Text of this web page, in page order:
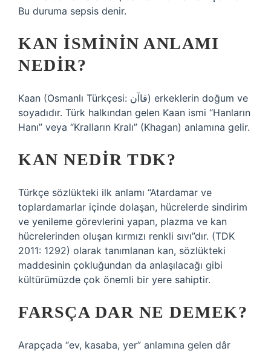
Bu duruma sepsis denir.
KAN ISMININ ANLAMI
NEDIR?
Kaan (Osmanlı Türkçesi: قاآن) erkeklerin doğum ve
soyadıdır. Türk halkından gelen Kaan ismi “Hanların
Hanı” veya “Kralların Kralı” (Khagan) anlamına gelir.
KAN NEDIR TDK?
Türkçe sözlükteki ilk anlamı “Atardamar ve
toplardamarlar içinde dolaşan, hücrelerde sindirim
ve yenileme görevlerini yapan, plazma ve kan
hücrelerinden oluşan kırmızı renkli sıvı”dır. (TDK
2011: 1292) olarak tanımlanan kan, sözlükteki
maddesinin çokluğundan da anlaşılacağı gibi
kültürümüzde çok önemli bir yere sahiptir.
FARSÇA DAR NE DEMEK?
Arapçada “ev, kasaba, yer” anlamına gelen dâr